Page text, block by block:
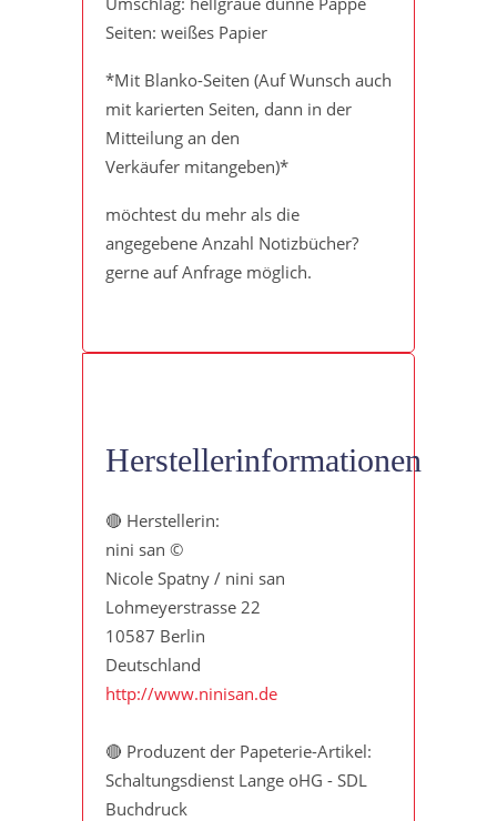
Seiten: weißes Papier
*Mit Blanko-Seiten (Auf Wunsch auch
mit karierten Seiten, dann in der
Mitteilung an den
Verkäufer mitangeben)*
möchtest du mehr als die
angegebene Anzahl Notizbücher?
gerne auf Anfrage möglich.
Herstellerinformationen
🔴 Herstellerin:
nini san ©
Nicole Spatny / nini san
Lohmeyerstrasse 22
10587 Berlin
Deutschland
http://www.ninisan.de
🔴 Produzent der Papeterie-Artikel:
Schaltungsdienst Lange oHG - SDL
Buchdruck